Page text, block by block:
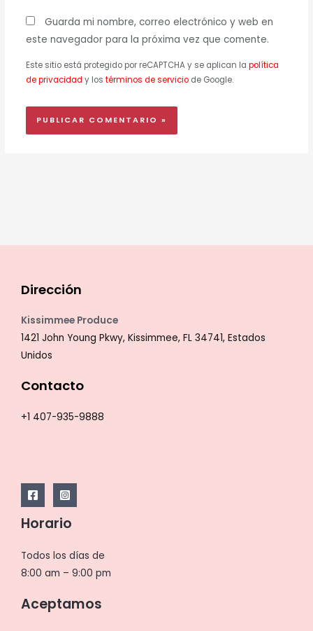
Guarda mi nombre, correo electrónico y web en
este navegador para la próxima vez que comente.
Este sitio está protegido por reCAPTCHA y se aplican la política
de privacidad y los términos de serviciode Google.
Dirección
Kissimmee Produce
1421 John Young Pkwy, Kissimmee, FL 34741, Estados
Unidos
Contacto
+1 407-935-9888
Horario
Todos los días de
8:00 am – 9:00 pm
Aceptamos